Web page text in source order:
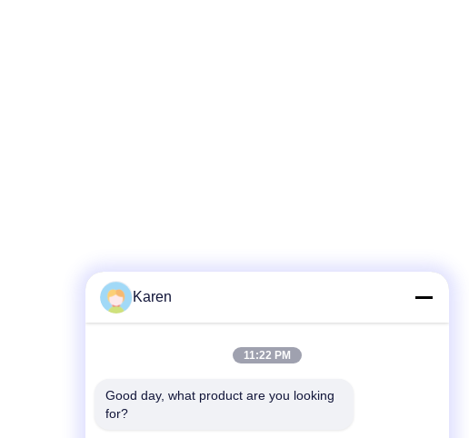
Karen
11:22 PM
Good day, what product are you looking
for?